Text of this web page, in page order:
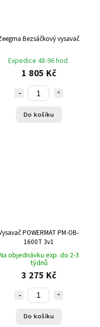
Bezsáčkový vysavač
Expedice 48-96 hod.
1 805 Kč
Do košíku
POWERMAT PM-OB-
1600T 3v1
objednávku exp. do 2-3
týdnů
3 275 Kč
Do košíku